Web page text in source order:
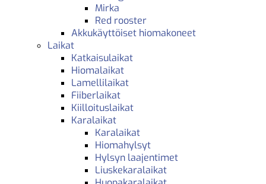
Mirka
Red rooster
Akkukäyttöiset hiomakoneet
Laikat
Katkaisulaikat
Hiomalaikat
Lamellilaikat
Fiiberlaikat
Kiilloituslaikat
Karalaikat
Karalaikat
Hiomahylsyt
Hylsyn laajentimet
Liuskekaralaikat